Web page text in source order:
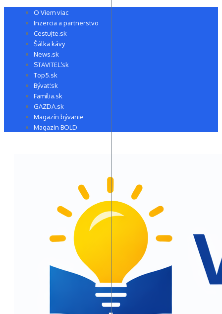
Preskočiť O Viem viac
Inzercia a partnerstvo
Cestujte.sk
Šálka kávy
News.sk
STAVITEĽ.sk
Top5.sk
Bývať.sk
Família.sk
GAZDA.sk
Magazín bývanie
Magazín BOLD